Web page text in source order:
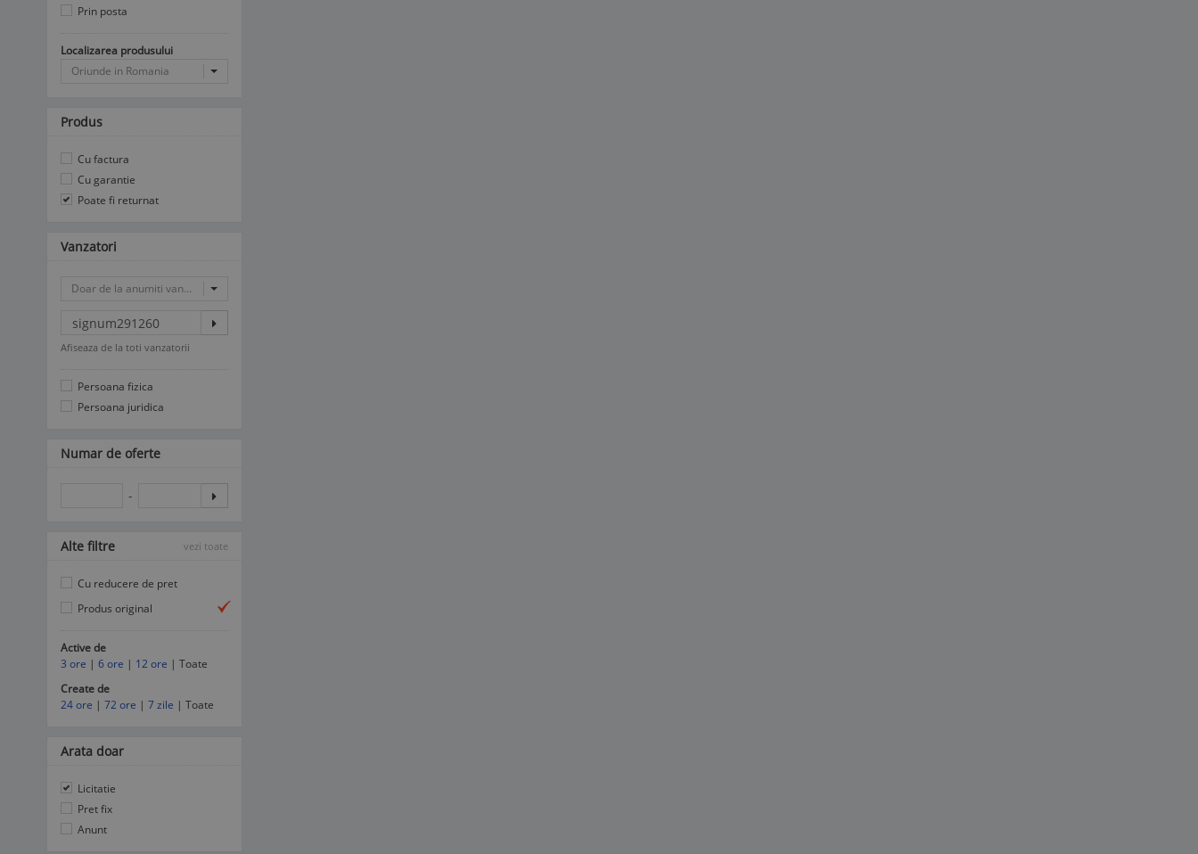
Prin posta
Localizarea produsului
Oriunde in Romania
Produs
Cu factura
Cu garantie
Poate fi returnat
Vanzatori
Doar de la anumiti vanzatori
Afiseaza de la toti vanzatorii
Persoana fizica
Persoana juridica
Numar de oferte
-
Alte filtre vezi toate
Cu reducere de pret
Produs original
Active de
3 ore | 6 ore | 12 ore | Toate
Create de
24 ore | 72 ore | 7 zile | Toate
Arata doar
Licitatie
Pret fix
Anunt